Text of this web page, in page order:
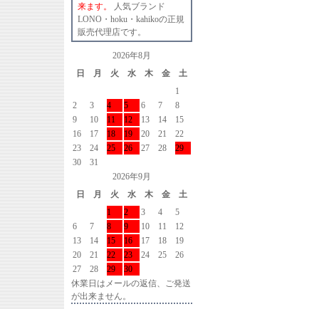
来ます。
人気ブランド
LONO・hoku・kahikoの正規
販売代理店です。
2026年8月
日
月 火 水 木 金
土
1
2
3 4 5 6 7
8
9
10 11 12 13 14
15
16
17 18 19 20 21
22
23
24 25 26 27 28
29
30
31
2026年9月
日
月 火 水 木 金
土
1
2 3 4
5
6
7 8 9 10 11
12
13
14 15 16 17 18
19
20
21 22 23 24 25
26
27
28 29
30
休業日はメールの返信、ご発送
が出来ません。